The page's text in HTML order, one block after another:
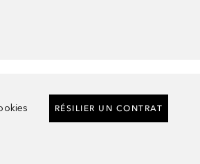
RÉSILIER UN CONTRAT